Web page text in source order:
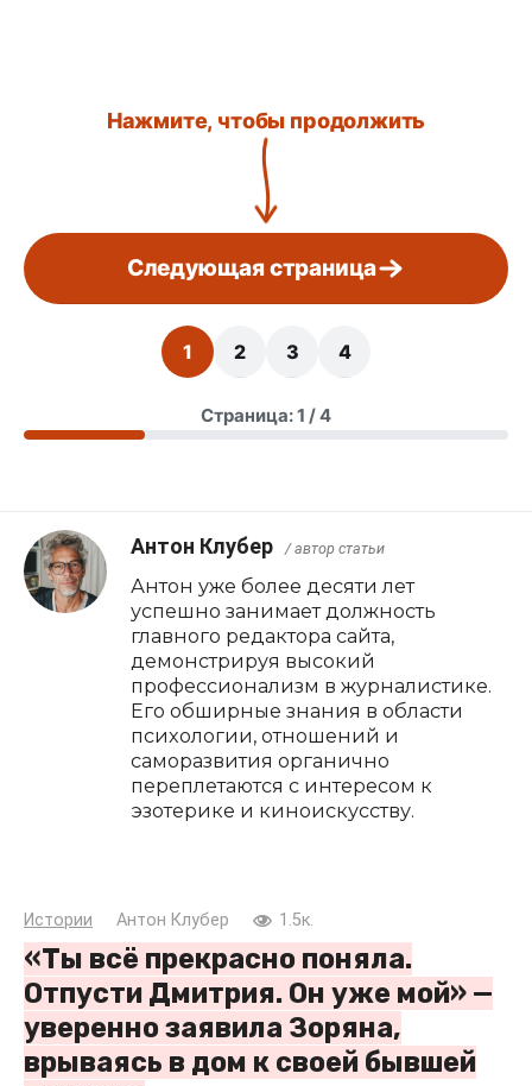
Нажмите, чтобы продолжить
Следующая страница
1 2 3 4
Страница: 1 / 4
Антон Клубер / автор статьи
Антон уже более десяти лет
успешно занимает должность
главного редактора сайта,
демонстрируя высокий
профессионализм в журналистике.
Его обширные знания в области
психологии, отношений и
саморазвития органично
переплетаются с интересом к
эзотерике и киноискусству.
Истории Антон Клубер 1.5к.
«Ты всё прекрасно поняла.
Отпусти Дмитрия. Он уже мой» —
уверенно заявила Зоряна,
врываясь в дом к своей бывшей